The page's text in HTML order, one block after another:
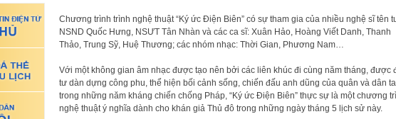
Chương trình trình nghệ thuật “Ký ức Điện Biên” có sự tham gia của nhiều nghệ sĩ tên
NSND Quốc Hưng, NSƯT Tân Nhàn và các ca sĩ: Xuân Hảo, Hoàng Viết Danh, Thanh
Thảo, Trung Sỹ, Huệ Thương; các nhóm nhạc: Thời Gian, Phương Nam…
Với một không gian âm nhạc được tạo nên bởi các liên khúc đi cùng năm tháng, được
tư dàn dựng công phu, thể hiện bối cảnh sống, chiến đấu anh dũng của quân và dân ta
trong những năm kháng chiến chống Pháp, “Ký ức Điện Biên” thực sự là một chương
nghệ thuật ý nghĩa dành cho khán giả Thủ đô trong những ngày tháng 5 lịch sử này.